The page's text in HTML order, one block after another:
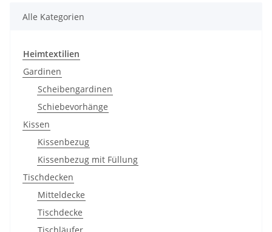
Alle Kategorien
Heimtextilien
Gardinen
Scheibengardinen
Schiebevorhänge
Kissen
Kissenbezug
Kissenbezug mit Füllung
Tischdecken
Mitteldecke
Tischdecke